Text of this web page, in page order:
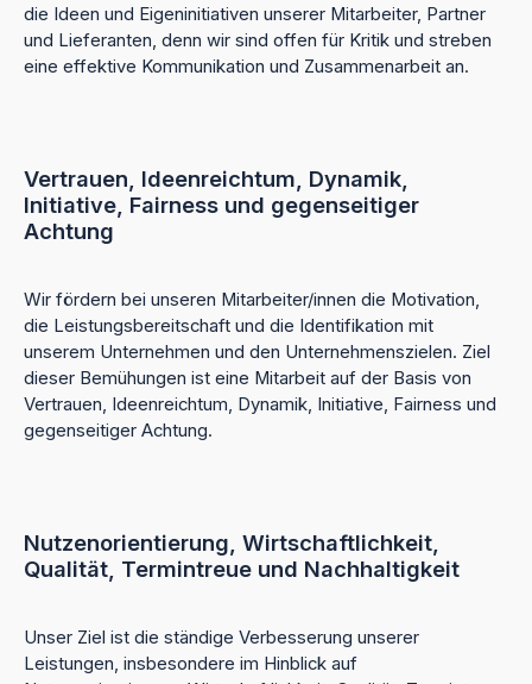
die Ideen und Eigeninitiativen unserer Mitarbeiter, Partner
und Lieferanten, denn wir sind offen für Kritik und streben
eine effektive Kommunikation und Zusammenarbeit an.
Vertrauen, Ideenreichtum, Dynamik,
Initiative, Fairness und gegenseitiger
Achtung
Wir fördern bei unseren Mitarbeiter/innen die Motivation,
die Leistungsbereitschaft und die Identifikation mit
unserem Unternehmen und den Unternehmenszielen. Ziel
dieser Bemühungen ist eine Mitarbeit auf der Basis von
Vertrauen, Ideenreichtum, Dynamik, Initiative, Fairness und
gegenseitiger Achtung.
Nutzenorientierung, Wirtschaftlichkeit,
Qualität, Termintreue und Nachhaltigkeit
Unser Ziel ist die ständige Verbesserung unserer
Leistungen, insbesondere im Hinblick auf